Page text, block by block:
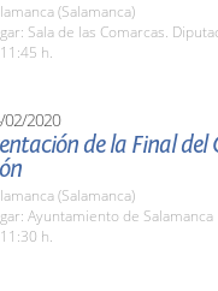
(Salamanca)
Sala de las Comarcas.
h.
02/2020
de la Final
(Salamanca)
Ayuntamiento de Salamanca
h.